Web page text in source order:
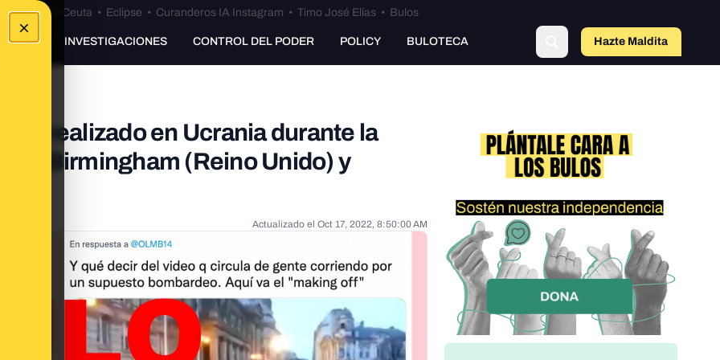
×
•Bulos Ceuta • Eclipse • Curanderos IA Instagram • Timo José Elías • Bulos
INVESTIGACIONES CONTROL DEL PODER POLICY BULOTECA Hazte Maldito
realizado en Ucrania durante la
en Birmingham (Reino Unido) y
Actualizado el Oct 17, 2022, 8:50:00 AM